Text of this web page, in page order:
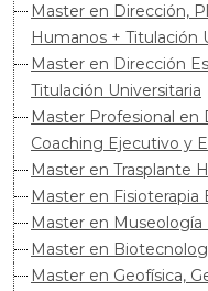
Master en Dirección,
Humanos + Titulación
Master en Dirección
Titulación Universitaria
Master Profesional en
Coaching Ejecutivo y
Master en Trasplante
Master en Fisioterapia
Master en Museología
Master en
Master en Geofísica,